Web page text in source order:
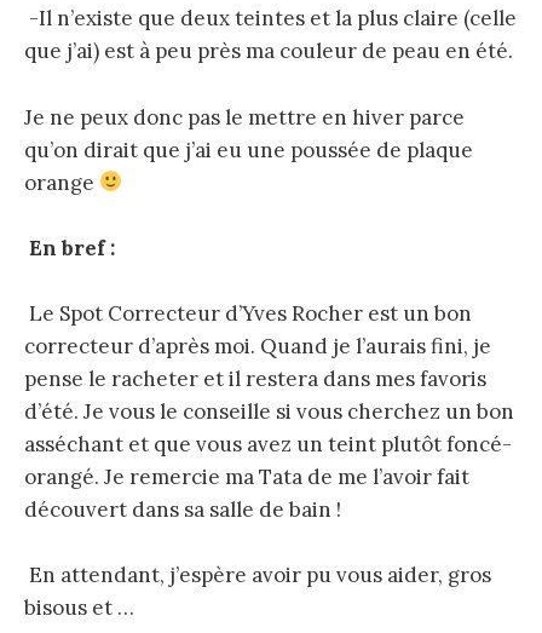
-Il n’existe que deux teintes et la plus claire (celle
que j’ai) est à peu près ma couleur de peau en été.
Je ne peux donc pas le mettre en hiver parce
qu’on dirait que j’ai eu une poussée de plaque
orange
En bref :
Le Spot Correcteur d’Yves Rocher est un bon
correcteur d’après moi. Quand je l’aurais fini, je
pense le racheter et il restera dans mes favoris
d’été. Je vous le conseille si vous cherchez un bon
asséchant et que vous avez un teint plutôt foncé-
orangé. Je remercie ma Tata de me l’avoir fait
découvert dans sa salle de bain !
En attendant, j’espère avoir pu vous aider, gros
bisous et …